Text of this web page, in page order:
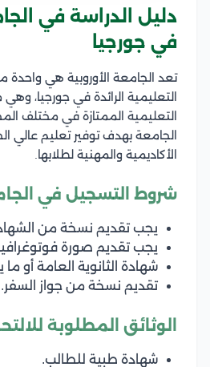
دليل الدراسة في
في جورجيا
تعد الجامعة الأوروبية هي
التعليمية الرائدة في جورجيا،
التعليمية الممتازة في مختلف
الجامعة بهدف توفير تعليم عالي
الأكاديمية والمهنية لطلابها.
شروط التسجيل في
يجب تقديم نسخة من
يجب تقديم صورة
شهادة الثانوية العامة أو ما
تقديم نسخة من جواز السفر.
الوثائق المطلوبة
شهادة طبية للطالب.